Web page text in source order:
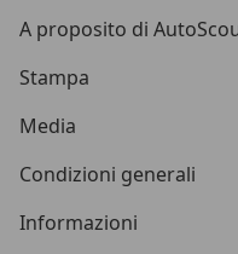
A proposito di
Stampa
Media
Condizioni generali
Informazioni